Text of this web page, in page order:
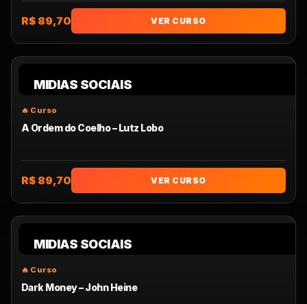
R$ 89,70 VER CURSO
MIDIAS SOCIAIS
A Ordem do Coelho – Lutz Lobo
R$ 89,70 VER CURSO
MIDIAS SOCIAIS
Dark Money – John Heine